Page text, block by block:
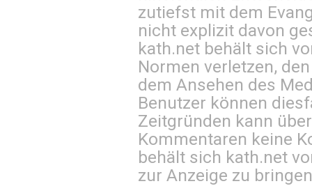
zutiefst mit dem
nicht explizit davon
kath.net behält sich
Normen verletzen,
dem Ansehen des
Benutzer können
Zeitgründen kann
Kommentaren keine
behält sich kath.net
zur Anzeige zu